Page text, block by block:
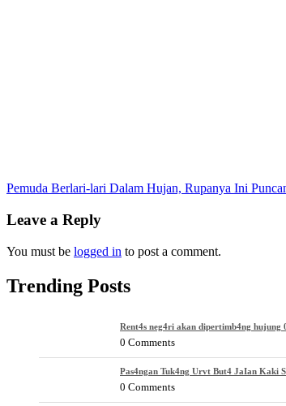
Post
navigation
Pemuda Berlari-lari Dalam Hujan, Rupanya Ini
Leave a Reply
You must be logged in to post a comment.
Trending Posts
Rent4s neg4ri akan dipertimb4ng hujung
0 Comments
Pas4ngan Tuk4ng Urvt But4 JaIan Kaki
0 Comments